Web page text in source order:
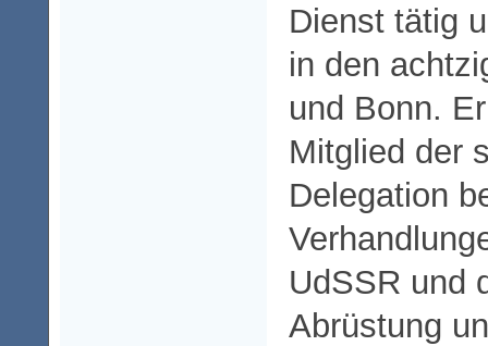
Dienst tätig
in den
und Bonn.
Mitglied der
Delegation
UdSSR und
Abrüstung